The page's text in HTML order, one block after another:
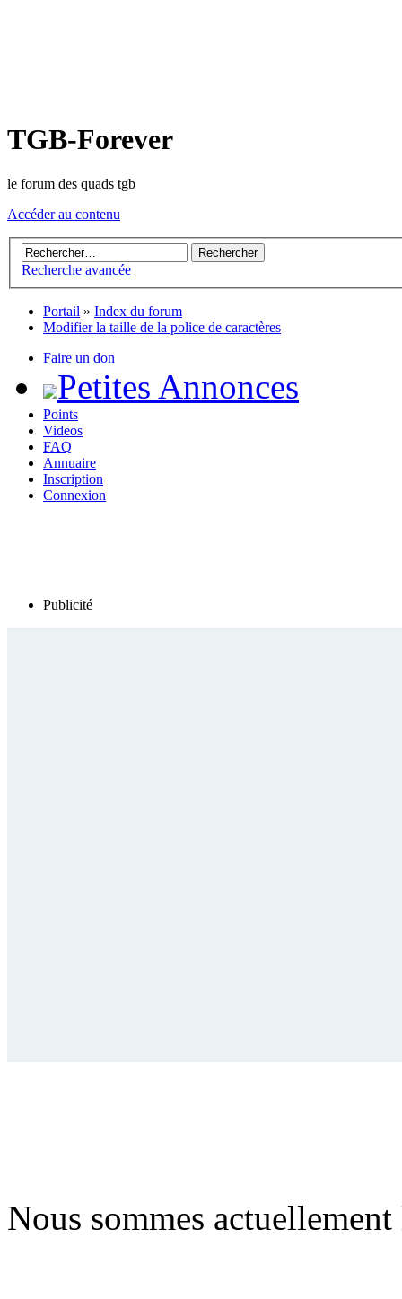
TGB-Forever
le forum des quads tgb
Accéder au contenu
Recherche avancée
Portail » Index du forum
Modifier la taille de la police de caractères
Faire un don
Petites Annonces
Points
Videos
FAQ
Annuaire
Inscription
Connexion
Publicité
Nous sommes